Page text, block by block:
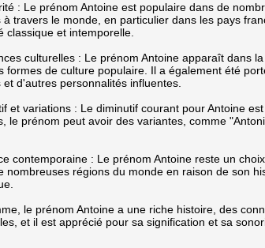
: Le prénom Antoine est populaire dans de
à travers le monde, en particulier dans les pays
classique et intemporelle.
culturelles : Le prénom Antoine apparaît dans
formes de culture populaire. Il a également été
et d'autres personnalités influentes.
et variations : Le diminutif courant pour Antoine
le prénom peut avoir des variantes, comme
contemporaine : Le prénom Antoine reste un
nombreuses régions du monde en raison de son
le prénom Antoine a une riche histoire, des
et il est apprécié pour sa signification et sa